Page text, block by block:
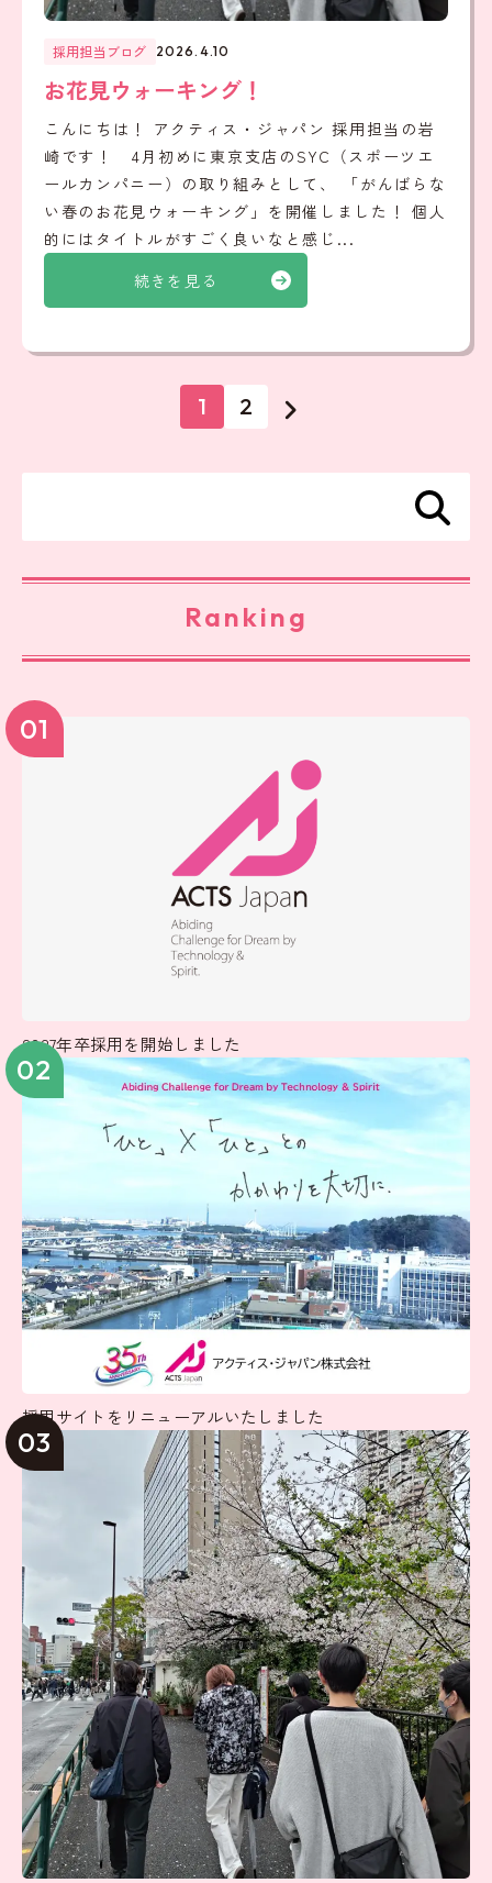
続きを見る
採用担当ブログ 2026.4.10
お花見ウォーキング！
こんにちは！ アクティス・ジャパン 採用担当の岩
崎です！ 4月初めに東京支店のSYC（スポーツエ
ールカンパニー）の取り組みとして、 「がんばらな
い春のお花見ウォーキング」を開催しました！ 個人
的にはタイトルがすごく良いなと感じ...
1 2
Ranking
01
2027年卒採用を開始しました
02
採用サイトをリニューアルいたしました
03